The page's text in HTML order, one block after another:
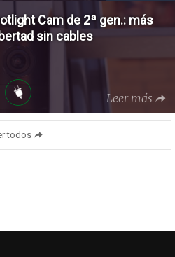
Cam de 2ª gen.: más
sin cables
Leer más
todos